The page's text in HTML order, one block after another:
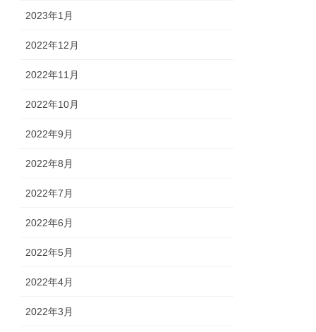
2023年1月
2022年12月
2022年11月
2022年10月
2022年9月
2022年8月
2022年7月
2022年6月
2022年5月
2022年4月
2022年3月